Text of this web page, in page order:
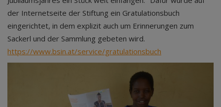
der Internetseite der Stiftung ein Gratulationsbuch
eingerichtet, in dem explizit auch um Erinnerungen zum
Sackerl und der Sammlung gebeten wird.
https://www.bsin.at/service/gratulationsbuch